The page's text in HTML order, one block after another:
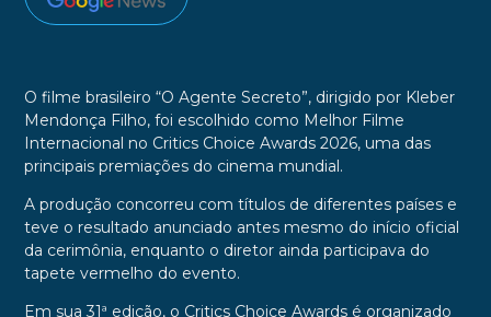
O filme brasileiro “O Agente Secreto”, dirigido por Kleber
Mendonça Filho, foi escolhido como Melhor Filme
Internacional no Critics Choice Awards 2026, uma das
principais premiações do cinema mundial.
A produção concorreu com títulos de diferentes países e
teve o resultado anunciado antes mesmo do início oficial
da cerimônia, enquanto o diretor ainda participava do
tapete vermelho do evento.
Em sua 31ª edição, o Critics Choice Awards é organizado